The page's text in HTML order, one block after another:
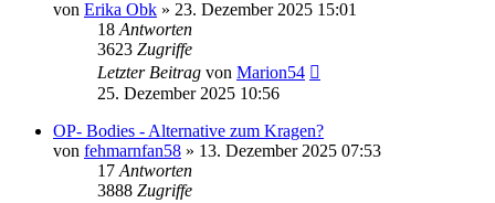
von Erika Obk » 23. Dezember 2025 15:01
18 Antworten
3623 Zugriffe
Letzter Beitrag von Marion54
25. Dezember 2025 10:56
OP- Bodies - Alternative zum Kragen?
von fehmarnfan58 » 13. Dezember 2025 07:53
17 Antworten
3888 Zugriffe